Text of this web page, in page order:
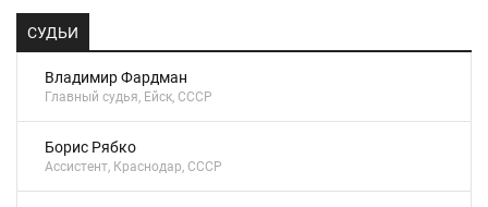
СУДЬИ
Владимир Фардман
Главный судья, Ейск, СССР
Борис Рябко
Ассистент, Краснодар, СССР